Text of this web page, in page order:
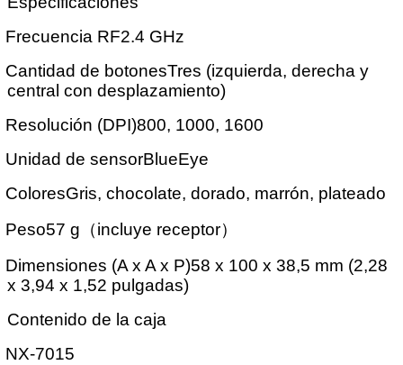
Frecuencia RF2.4 GHz
Cantidad de botonesTres (izquierda, derecha y
central con desplazamiento)
Resolución (DPI)800, 1000, 1600
Unidad de sensorBlueEye
ColoresGris, chocolate, dorado, marrón, plateado
Peso57 g （incluye receptor）
Dimensiones (A x A x P)58 x 100 x 38,5 mm (2,28
x 3,94 x 1,52 pulgadas)
Contenido de la caja
NX-7015